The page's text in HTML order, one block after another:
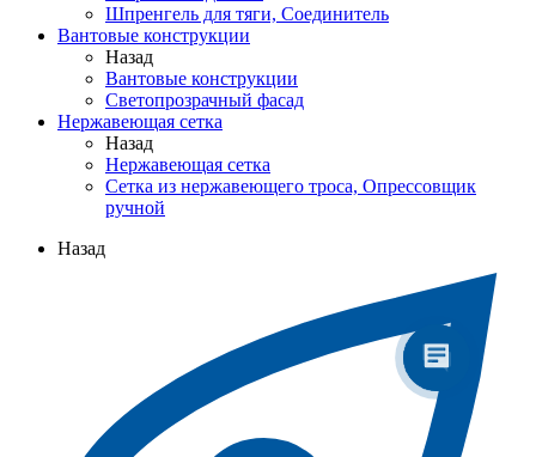
Шпренгель для тяги, Соединитель
Вантовые конструкции
Назад
Вантовые конструкции
Светопрозрачный фасад
Нержавеющая сетка
Назад
Нержавеющая сетка
Сетка из нержавеющего троса, Опрессовщик
ручной
Назад